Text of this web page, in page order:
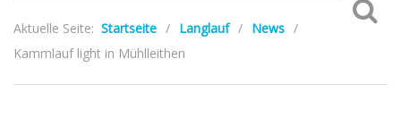
Aktuelle Seite: Startseite / Langlauf / News /
Kammlauf light in Mühlleithen